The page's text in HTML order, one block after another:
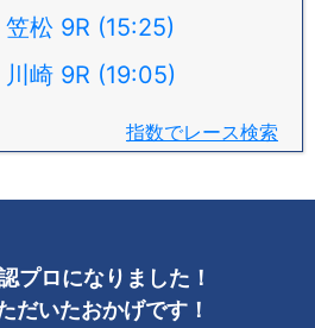
笠松 9R (15:25)
川崎 9R (19:05)
指数でレース検索
プロになりました！
だいたおかげです！